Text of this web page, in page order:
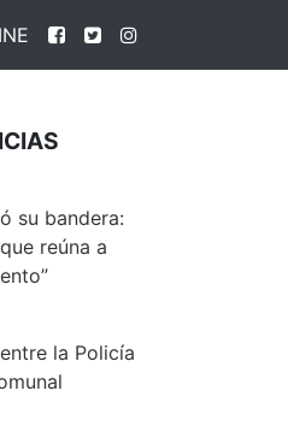
su bandera:
reúna a
la Policía